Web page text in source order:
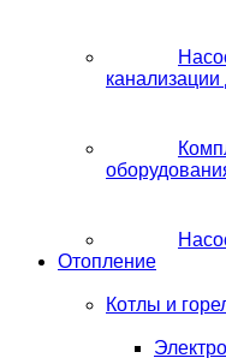
Отопление
Котлы и